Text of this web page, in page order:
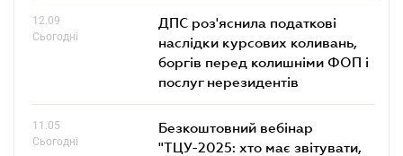
12.09
Сьогодні
ДПС роз'яснила податкові
наслідки курсових коливань,
боргів перед колишніми ФОП і
послуг нерезидентів
11.05
Сьогодні
Безкоштовний вебінар
"ТЦУ-2025: хто має звітувати,